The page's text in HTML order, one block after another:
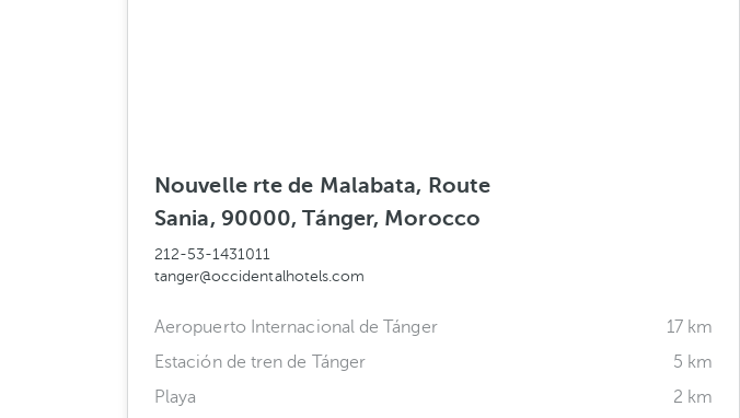
Nouvelle rte de Malabata, Route
Sania, 90000, Tánger, Morocco
212-53-1431011
tanger@occidentalhotels.com
Aeropuerto Internacional de Tánger
17 km
Estación de tren de Tánger
5 km
Playa
2 km